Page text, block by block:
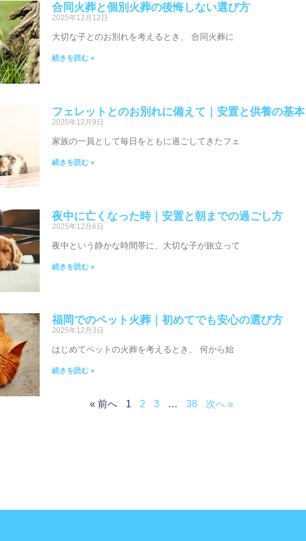
合同火葬と個別火葬の後悔しない選び方
2025年12月12日
大切な子とのお別れを考えるとき、 合同火葬に
続きを読む »
フェレットとのお別れに備えて｜安置と供養の基本
2025年12月9日
家族の一員として毎日をともに過ごしてきたフェ
続きを読む »
夜中に亡くなった時｜安置と朝までの過ごし方
2025年12月6日
夜中という静かな時間帯に、大切な子が旅立って
続きを読む »
福岡でのペット火葬｜初めてでも安心の選び方
2025年12月3日
はじめてペットの火葬を考えるとき、 何から始
続きを読む »
« 前へ 1 2 3 … 38 次へ »